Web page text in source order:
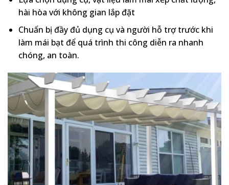
hài hòa với không gian lắp đặt
Chuẩn bị đầy đủ dụng cụ và người hỗ trợ trước khi
làm mái bạt để quá trình thi công diễn ra nhanh
chóng, an toàn.